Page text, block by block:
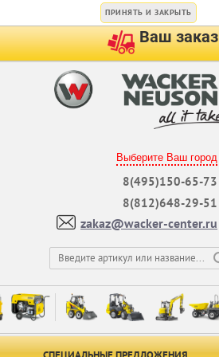
ПРИНЯТЬ И ЗАКРЫТЬ
Ваш заказ
Выберите Ваш город
8(495)150-65-73
8(812)648-29-51
zakaz@wacker-center.ru